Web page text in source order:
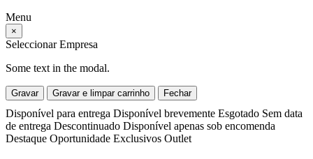
Menu
×
Seleccionar Empresa
Some text in the modal.
Gravar Gravar e limpar carrinho Fechar
Disponível para entrega Disponível brevemente Esgotado Sem data
de entrega Descontinuado Disponível apenas sob encomenda
Destaque Oportunidade Exclusivos Outlet